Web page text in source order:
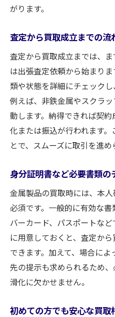
がります。
査定から買取成立までの流
査定から買取成立までは、
は出張査定依頼から始まり
類や状態を詳細にチェックし
例えば、非鉄金属やスクラ
動します。納得できれば契
化または振込が行われます
とで、スムーズに取引を進め
身分証明書など必要書類の
金属製品の買取時には、本
必須です。一般的に有効な
バーカード、パスポートな
に用意しておくと、査定か
できます。加えて、場合に
先の提示も求められるため
滑化に欠かせません。
初めての方でも安心な買取